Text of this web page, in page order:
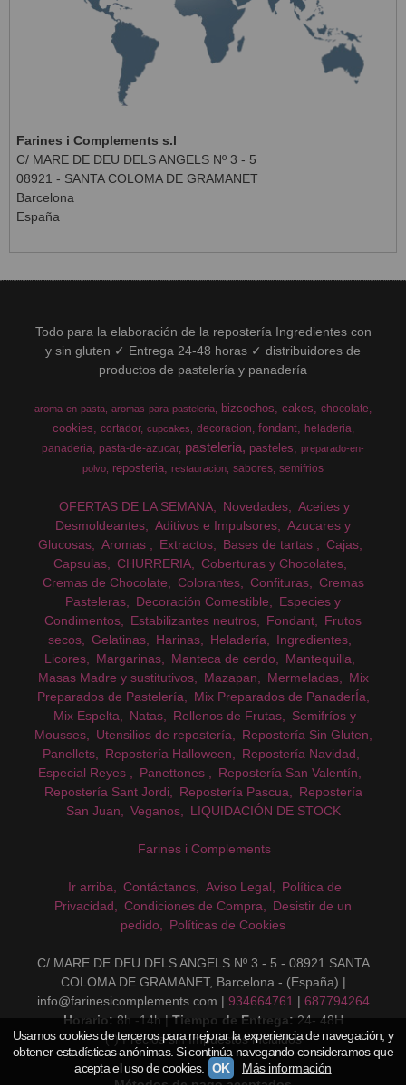
Farines i Complements s.l
C/ MARE DE DEU DELS ANGELS Nº 3 - 5
08921 - SANTA COLOMA DE GRAMANET
Barcelona
España
Todo para la elaboración de la repostería Ingredientes con
y sin gluten ✓ Entrega 24-48 horas ✓ distribuidores de
productos de pastelería y panadería
aroma-en-pasta aromas-para-pasteleria bizcochos cakes chocolate
cookies cortador cupcakes decoracion fondant
heladeria
panaderia pasta-de-azucar pasteleria pasteles
preparado-en-
polvo
reposteria restauracion sabores semifrios
OFERTAS DE LA SEMANA Novedades
Aceites y
Desmoldeantes
Aditivos e Impulsores
Azucares y
Glucosas
Aromas Extractos Bases de tartas
Cajas
Capsulas
CHURRERIA
Coberturas y Chocolates
Cremas de Chocolate
Colorantes Confituras
Cremas
Pasteleras
Decoración Comestible
Especies y
Condimentos
Estabilizantes neutros Fondant
Frutos
secos
Gelatinas Harinas Heladería
Ingredientes
Licores
Margarinas Manteca de cerdo
Mantequilla
Masas Madre y sustitutivos
Mazapan Mermeladas
Mix
Preparados de Pastelería
Mix Preparados de PanaderÍa
Mix Espelta
Natas Rellenos de Frutas
Semifríos y
Mousses
Utensilios de repostería
Repostería Sin Gluten
Panellets
Repostería Halloween
Repostería Navidad
Especial Reyes
Panettones
Repostería San Valentín
Repostería Sant Jordi
Repostería Pascua
Repostería
San Juan
Veganos LIQUIDACIÓN DE STOCK
Farines i Complements
Ir arriba Contáctanos Aviso Legal
Política de
Privacidad
Condiciones de Compra
Desistir de un
pedido
Políticas de Cookies
C/ MARE DE DEU DELS ANGELS Nº 3 - 5 - 08921 SANTA
COLOMA DE GRAMANET, Barcelona - (España) |
info@farinesicomplements.com | 934664761 | 687794264
Horario: 8h -14h | Tiempo de Entrega: 24- 48H
(*) Precios sin Impuestos incluidos
Usamos cookies de terceros para mejorar la experiencia de navegación, y
obtener estadísticas anónimas. Si continúa navegando consideramos que
acepta el uso de cookies.
OK Más información